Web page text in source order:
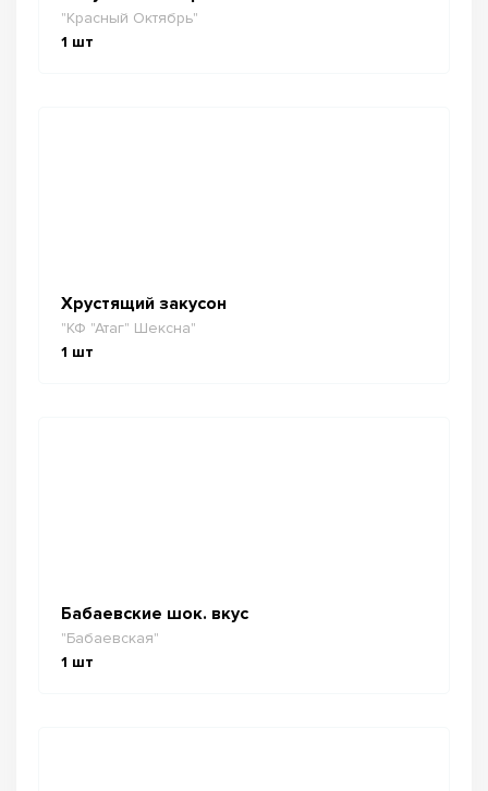
"Красный Октябрь"
1 шт
Хрустящий закусон
"КФ "Атаг" Шексна"
1 шт
Бабаевские шок. вкус
"Бабаевская"
1 шт